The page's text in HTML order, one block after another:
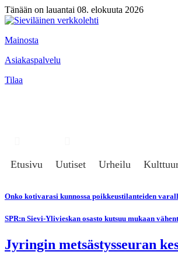
Tänään on lauantai 08. elokuuta 2026
Mainosta
Asiakaspalvelu
Tilaa
Etusivu Uutiset Urheilu
Onko kotivarasi kunnossa poikkeustilanteiden
SPR:n Sievi-Ylivieskan osasto kutsuu mukaan
Jyringin metsästysseuran